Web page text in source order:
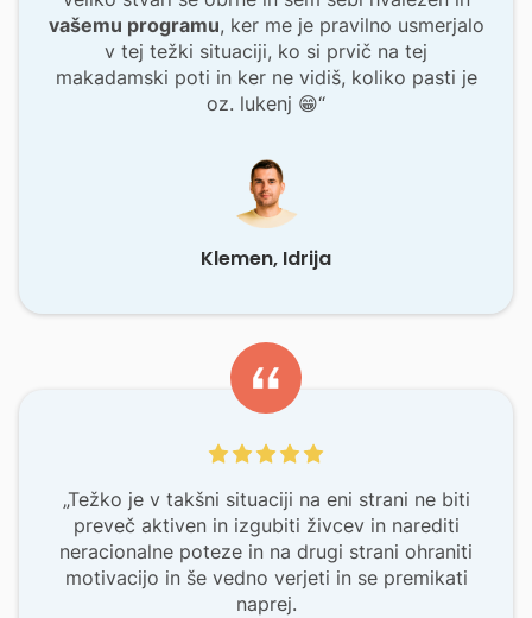
vašemu programu, ker me je pravilno usmerjalo
v tej težki situaciji, ko si prvič na tej
makadamski poti in ker ne vidiš, koliko pasti je
oz. lukenj 😁“
Klemen, Idrija
„Težko je v takšni situaciji na eni strani ne biti
preveč aktiven in izgubiti živcev in narediti
neracionalne poteze in na drugi strani ohraniti
motivacijo in še vedno verjeti in se premikati
naprej.